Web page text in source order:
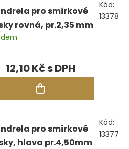
pro smirkové
rovná, pr.2,35 mm
12,10 Kč
Kód:
13378
pro smirkové
hlava pr.4,50mm
Kód:
13377